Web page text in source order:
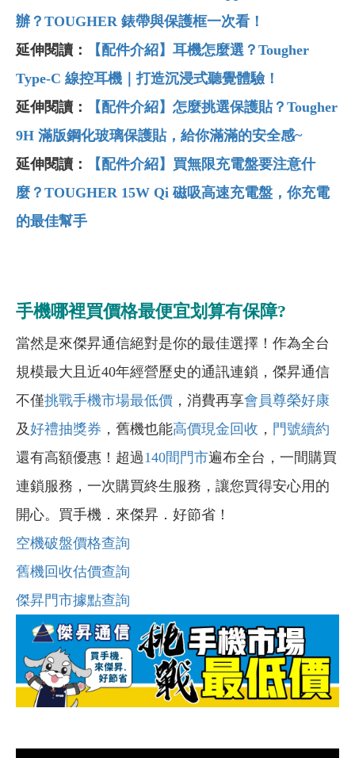
辦？TOUGHER 錶帶與保護框一次看！
延伸閱讀：
【配件介紹】耳機怎麼選？Tougher
Type-C 線控耳機｜打造沉浸式聽覺體驗！
延伸閱讀：
【配件介紹】怎麼挑選保護貼？Tougher
9H 滿版鋼化玻璃保護貼，給你滿滿的安全感~
延伸閱讀：
【配件介紹】買無限充電盤要注意什
麼？TOUGHER 15W Qi 磁吸高速充電盤，你充電
的最佳幫手
手機哪裡買價格最便宜划算有保障?
當然是來傑昇通信絕對是你的最佳選擇！作為全台
規模最大且近40年經營歷史的通訊連鎖，傑昇通信
不僅挑戰手機市場最低價 ，消費再享會員尊榮好康
及好禮抽獎券 ，舊機也能高價現金回收 ， 門號續約
還有高額優惠！超過140間門市遍布全台，一間購買
連鎖服務，一次購買終生服務，讓您買得安心用的
開心。買手機．來傑昇．好節省！
空機破盤價格查詢
舊機回收估價查詢
傑昇門市據點查詢